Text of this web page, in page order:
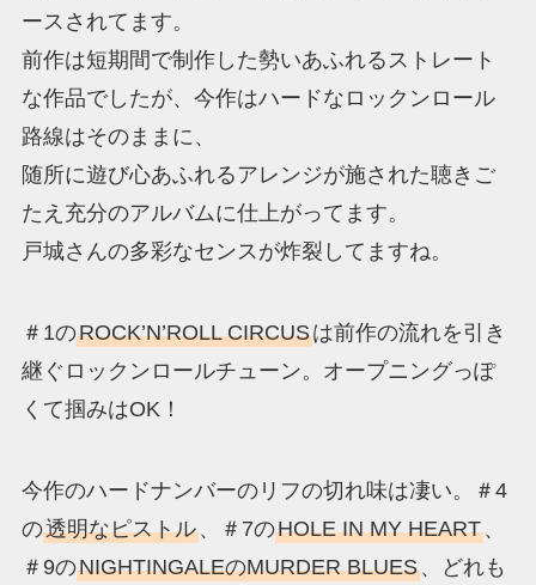
ースされてます。
前作は短期間で制作した勢いあふれるストレート
な作品でしたが、今作はハードなロックンロール
路線はそのままに、
随所に遊び心あふれるアレンジが施された聴きご
たえ充分のアルバムに仕上がってます。
戸城さんの多彩なセンスが炸裂してますね。
＃1のROCK’N’ROLL CIRCUSは前作の流れを引き
継ぐロックンロールチューン。オープニングっぽ
くて掴みはOK！
今作のハードナンバーのリフの切れ味は凄い。＃4
の透明なピストル、＃7のHOLE IN MY HEART、
＃9のNIGHTINGALEのMURDER BLUES、どれも